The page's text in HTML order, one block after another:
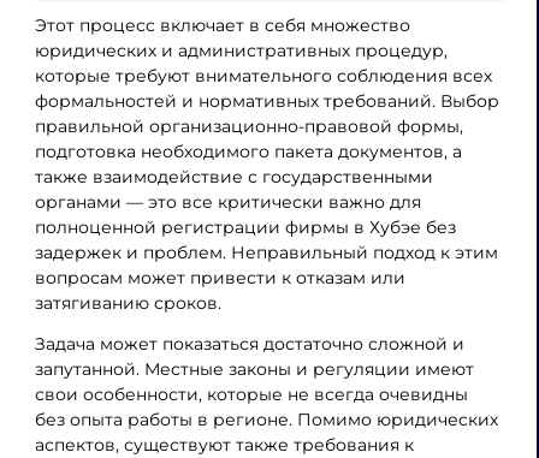
Этот процесс включает в себя множество
юридических и административных процедур,
которые требуют внимательного соблюдения всех
формальностей и нормативных требований. Выбор
правильной организационно-правовой формы,
подготовка необходимого пакета документов, а
также взаимодействие с государственными
органами — это все критически важно для
полноценной регистрации фирмы в Хубэе без
задержек и проблем. Неправильный подход к этим
вопросам может привести к отказам или
затягиванию сроков.
Задача может показаться достаточно сложной и
запутанной. Местные законы и регуляции имеют
свои особенности, которые не всегда очевидны
без опыта работы в регионе. Помимо юридических
аспектов, существуют также требования к